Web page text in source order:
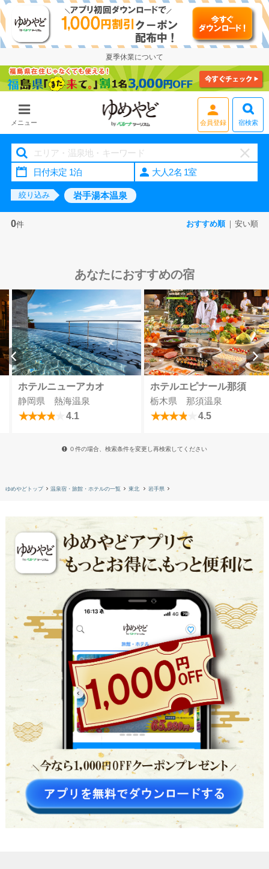
夏季休業について
メニュー 会員登録 宿検索
大人2名 1室
絞り込み 岩手湯本温泉
0件 おすすめ順 安い順
あなたにおすすめの宿
ホテルニューアカオ
静岡県 熱海温泉
4.1
ホテルエピナール那須
栃木県 那須温泉
4.5
０件の場合、検索条件を変更し再検索してください
ゆめやどトップ 温泉宿・旅館・ホテルの一覧 東北 岩手県